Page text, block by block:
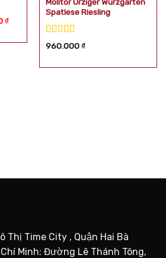
₫.
₫Giá
là:
1.400.000 ₫.
Spatlese Riesling
Được xếp
960.000₫
Thị Time City , Quận Hai Bà
Minh: Đường Lê Thánh Tông,